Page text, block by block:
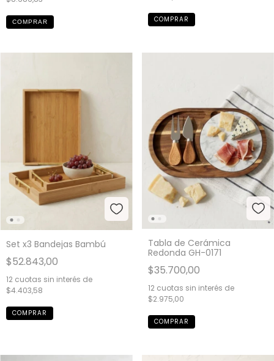
COMPRAR
Set x3 Bandejas Bambú
$52.843,00
12 cuotas sin interés de
$4.403,58
Tabla de Cerámica
Redonda GH-0171
$35.700,00
12 cuotas sin interés de
$2.975,00